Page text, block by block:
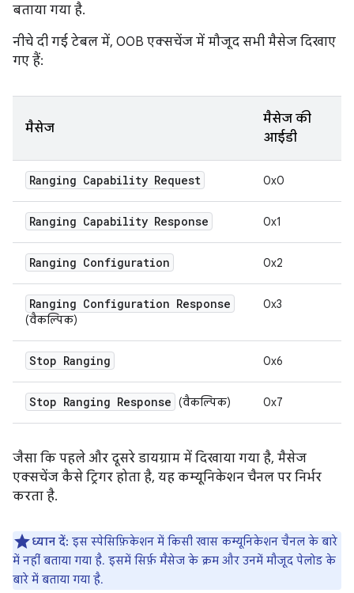
बताया गया है.
नीचे दी गई टेबल में, OOB एक्सचेंज में मौजूद सभी मैसेज दिखाए
गए हैं:
मैसेज
मैसेज की
आईडी
Ranging Capability Request 0x0
Ranging Capability Response 0x1
Ranging Configuration 0x2
Ranging Configuration Response
(वैकल्पिक)
0x3
Stop Ranging 0x6
Stop Ranging Response (वैकल्पिक) 0x7
जैसा कि पहले और दूसरे डायग्राम में दिखाया गया है, मैसेज
एक्सचेंज कैसे ट्रिगर होता है, यह कम्यूनिकेशन चैनल पर निर्भर
करता है.
ध्यान दें: इस स्पेसिफ़िकेशन में किसी खास कम्यूनिकेशन चैनल के बारे
में नहीं बताया गया है. इसमें सिर्फ़ मैसेज के क्रम और उनमें मौजूद पेलोड के
बारे में बताया गया है.